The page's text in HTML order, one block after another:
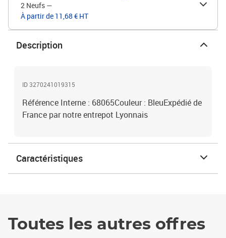
2 Neufs —
À partir de 11,68 € HT
Description
ID 3270241019315
Référence Interne : 68065Couleur : BleuExpédié de
France par notre entrepot Lyonnais
Caractéristiques
Toutes les autres offres